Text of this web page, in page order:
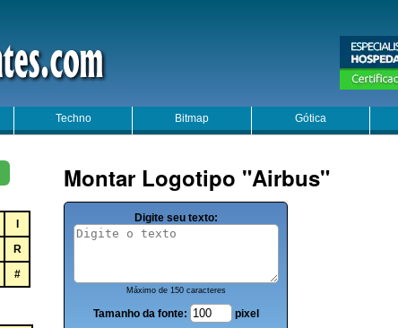
Techno Bitmap Gótica
R
#
Montar Logotipo "Airbus"
Digite seu texto:
Máximo de 150 caracteres
Tamanho da fonte: pixel